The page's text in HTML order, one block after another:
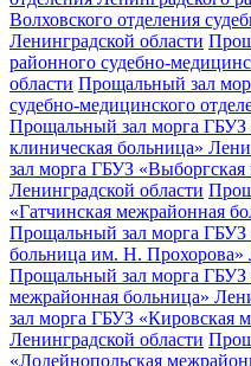
Волховского отделения
Ленинградской области
районного судебно-
области Прощальный зал
судебно-медицинского
Прощальный зал морга ГБУЗ
клиническая больница»
зал морга ГБУЗ
Ленинградской области
«Гатчинская межрайонная
Прощальный зал морга ГБУЗ
больница им. Н. Прохорова»
Прощальный зал морга ГБУЗ
межрайонная больница»
зал морга ГБУЗ «Кировская
Ленинградской области
«Лодейнопольская